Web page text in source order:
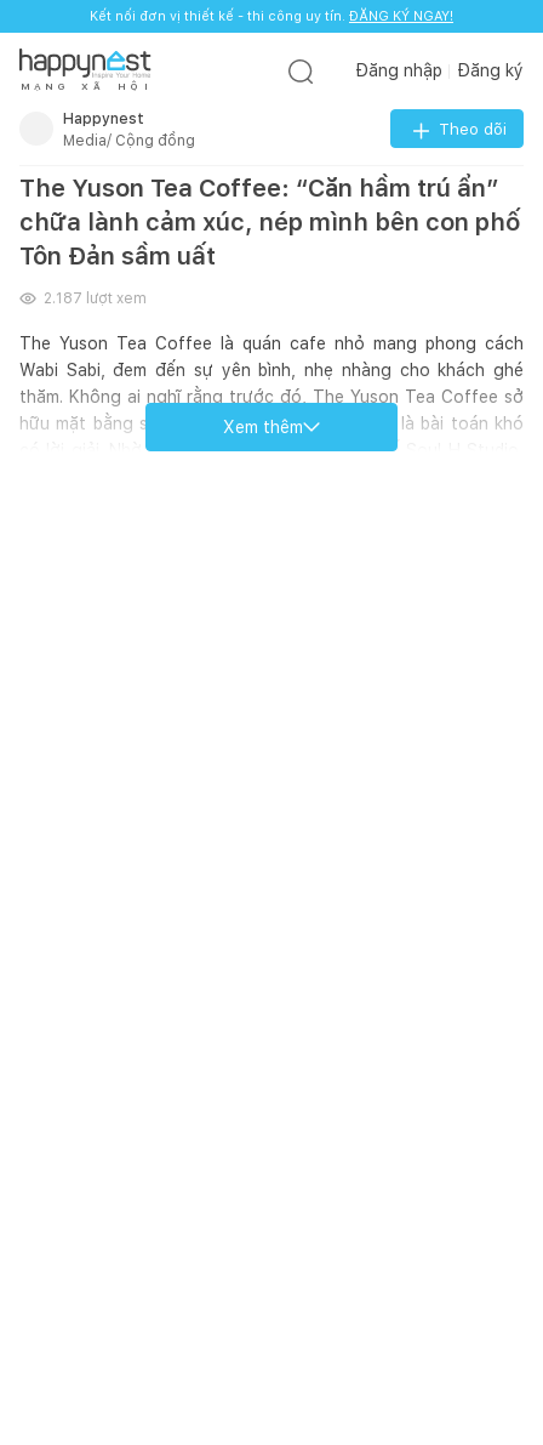
Kết nối đơn vị thiết kế - thi công uy tín. ĐĂNG KÝ NGAY!
M Ạ N G X Ã H Ộ I
Đăng nhập Đăng ký
Happynest
Media/ Cộng đồng
Theo dõi
The Yuson Tea Coffee: “Căn hầm trú ẩn”
chữa lành cảm xúc, nép mình bên con phố
Tôn Đản sầm uất
2.187 lượt xem
The Yuson Tea Coffee là quán cafe nhỏ mang phong cách
Wabi Sabi, đem đến sự yên bình, nhẹ nhàng cho khách ghé
thăm. Không ai nghĩ rằng trước đó, The Yuson Tea Coffee sở
hữu mặt bằng sâu, cao cứng nhắc tưởng như là bài toán khó
có lời giải. Nhờ sự khéo léo của nhóm thiết kế Soul H Studio,
Xem thêm